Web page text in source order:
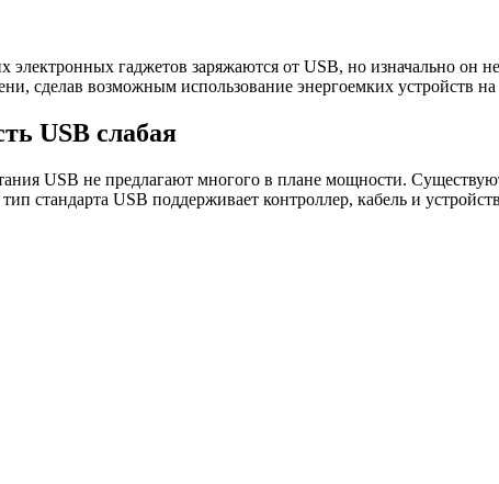
электронных гаджетов заряжаются от USB, но изначально
сделав возможным использование энергоемких устройств
USB слабая
USB не предлагают многого в плане мощности.
стандарта USB поддерживает контроллер, кабель и